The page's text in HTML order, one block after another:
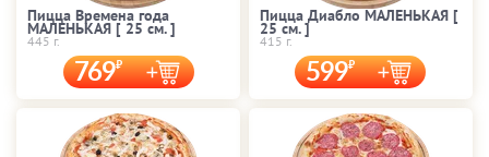
Пицца Времена года
МАЛЕНЬКАЯ [ 25 cм. ]
445 г.
769
Пицца Диабло МАЛЕНЬКАЯ [
25 cм. ]
415 г.
599